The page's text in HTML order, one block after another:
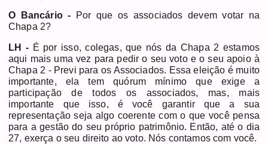
O Bancário - Por que os associados devem votar na
Chapa 2?
LH -É por isso, colegas, que nós da Chapa 2 estamos
aqui mais uma vez para pedir o seu voto e o seu apoio à
Chapa 2 - Previ para os Associados. Essa eleição é muito
importante, ela tem quórum mínimo que exige a
participação de todos os associados, mas, mais
importante que isso, é você garantir que a sua
representação seja algo coerente com o que você pensa
para a gestão do seu próprio patrimônio. Então, até o dia
27, exerça o seu direito ao voto. Nós contamos com você.